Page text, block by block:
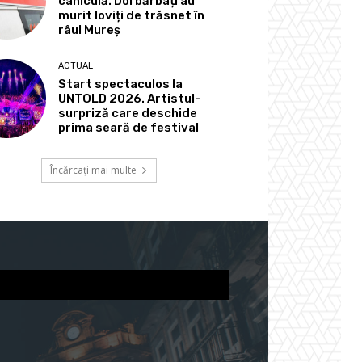
murit loviți de trăsnet în
râul Mureș
ACTUAL
Start spectaculos la
UNTOLD 2026. Artistul-
surpriză care deschide
prima seară de festival
Încărcați mai multe